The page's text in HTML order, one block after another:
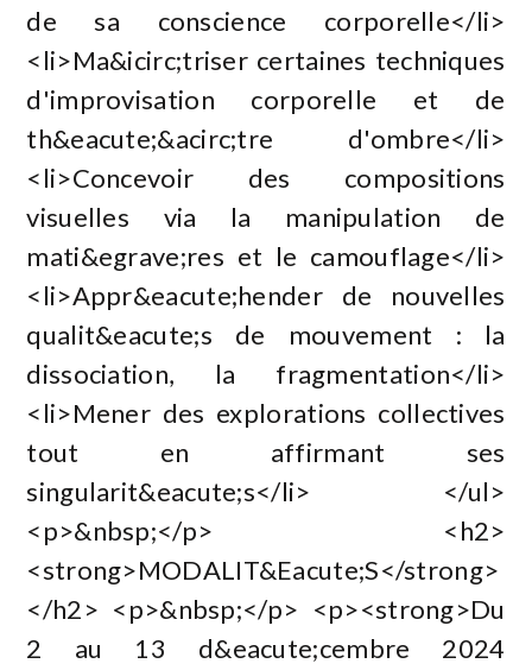
de sa conscience corporelle</li>
<li>Ma&icirc;triser certaines techniques
d'improvisation corporelle et de
th&eacute;&acirc;tre d'ombre</li>
<li>Concevoir des compositions
visuelles via la manipulation de
mati&egrave;res et le camouflage</li>
<li>Appr&eacute;hender de nouvelles
qualit&eacute;s de mouvement : la
dissociation, la fragmentation</li>
<li>Mener des explorations collectives
tout en affirmant ses
singularit&eacute;s</li> </ul>
<p>&nbsp;</p> <h2>
<strong>MODALIT&Eacute;S</strong>
</h2> <p>&nbsp;</p> <p><strong>Du
2 au 13 d&eacute;cembre 2024